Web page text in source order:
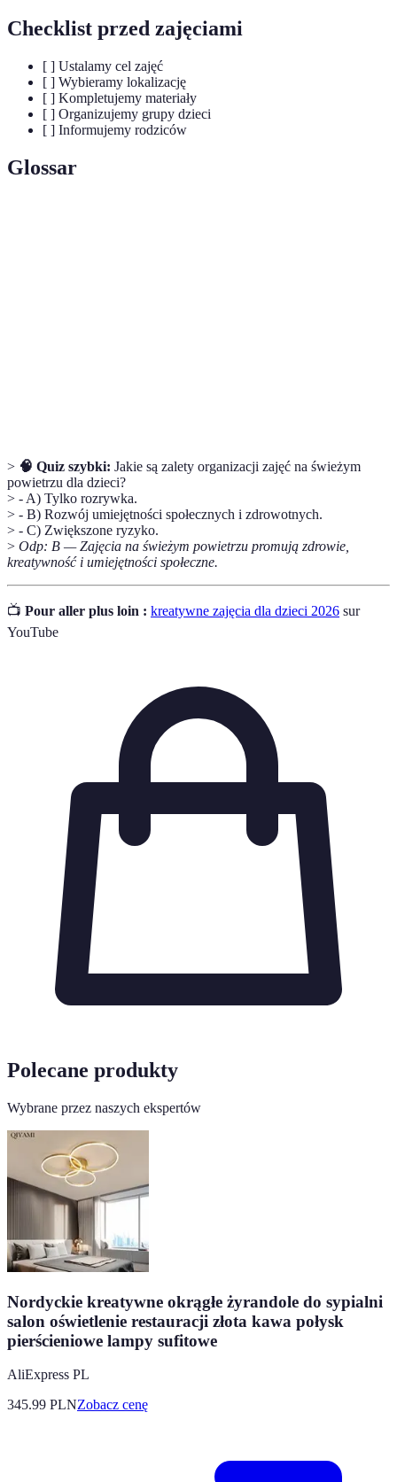
Checklist przed zajęciami
[ ] Ustalamy cel zajęć
[ ] Wybieramy lokalizację
[ ] Kompletujemy materiały
[ ] Organizujemy grupy dzieci
[ ] Informujemy rodziców
Glossar
> 🧠 Quiz szybki: Jakie są zalety organizacji zajęć na świeżym
powietrzu dla dzieci?
> - A) Tylko rozrywka.
> - B) Rozwój umiejętności społecznych i zdrowotnych.
> - C) Zwiększone ryzyko.
> Odp: B — Zajęcia na świeżym powietrzu promują zdrowie,
kreatywność i umiejętności społeczne.
📺 Pour aller plus loin : kreatywne zajęcia dla dzieci 2026 sur
YouTube
Polecane produkty
Wybrane przez naszych ekspertów
Nordyckie kreatywne okrągłe żyrandole do sypialni
salon oświetlenie restauracji złota kawa połysk
pierścieniowe lampy sufitowe
AliExpress PL
345.99 PLNZobacz cenę